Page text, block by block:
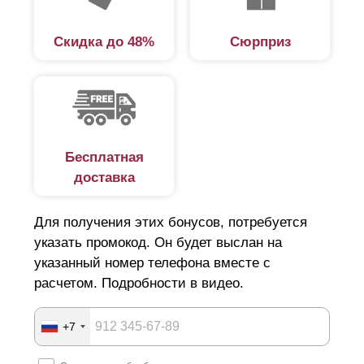
Скидка до 48% Сюрприз
Бесплатная
доставка
Для получения этих бонусов, потребуется
указать промокод. Он будет выслан на
указанный номер телефона вместе с
расчетом. Подробности в видео.
+7